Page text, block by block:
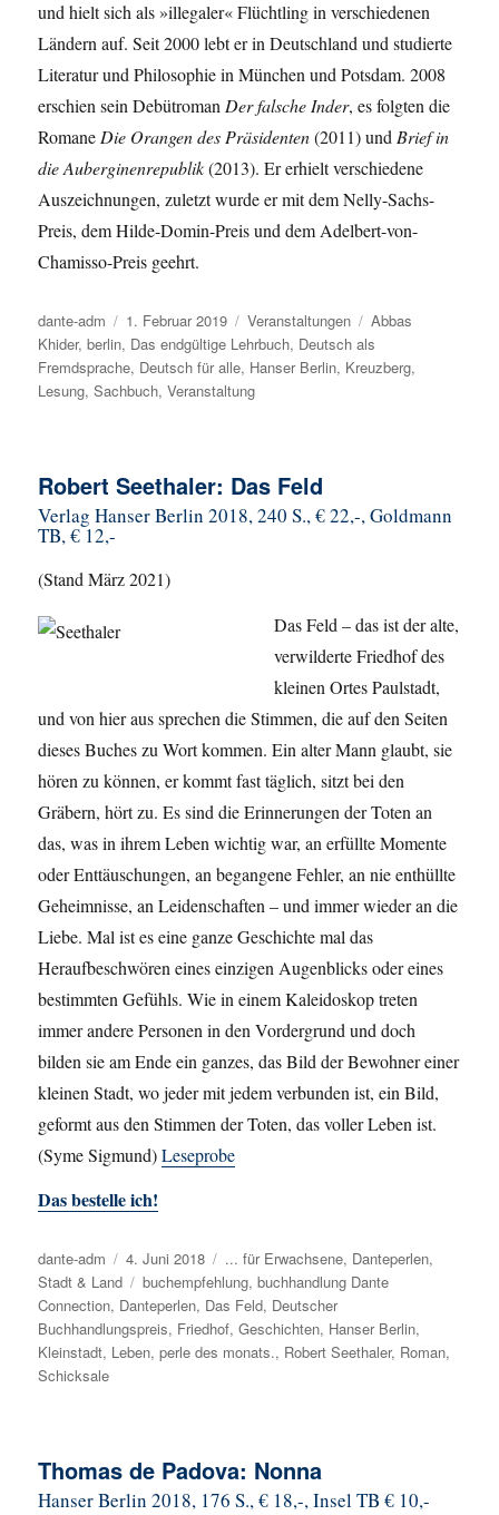
und hielt sich als »illegaler« Flüchtling in verschiedenen
Ländern auf. Seit 2000 lebt er in Deutschland und studierte
Literatur und Philosophie in München und Potsdam. 2008
erschien sein Debütroman Der falsche Inder, es folgten die
Romane Die Orangen des Präsidenten(2011) und Brief in
die Auberginenrepublik(2013). Er erhielt verschiedene
Auszeichnungen, zuletzt wurde er mit dem Nelly-Sachs-
Preis, dem Hilde-Domin-Preis und dem Adelbert-von-
Chamisso-Preis geehrt.
Autor
dante-adm
Veröffentlicht
am
1. Februar 2019 Kategorien
Veranstaltungen Schlagwörter
Abbas
Khider,berlin, Das endgültige Lehrbuch, Deutsch als
Fremdsprache, Deutsch für alle, Hanser Berlin, Kreuzberg,
Lesung,Sachbuch,Veranstaltung
Robert Seethaler: Das Feld
Verlag Hanser Berlin 2018, 240 S., € 22,-, Goldmann
TB, € 12,-
(Stand März 2021)
Das Feld – das ist der alte,
verwilderte Friedhof des
kleinen Ortes Paulstadt,
und von hier aus sprechen die Stimmen, die auf den Seiten
dieses Buches zu Wort kommen. Ein alter Mann glaubt, sie
hören zu können, er kommt fast täglich, sitzt bei den
Gräbern, hört zu. Es sind die Erinnerungen der Toten an
das, was in ihrem Leben wichtig war, an erfüllte Momente
oder Enttäuschungen, an begangene Fehler, an nie enthüllte
Geheimnisse, an Leidenschaften – und immer wieder an die
Liebe. Mal ist es eine ganze Geschichte mal das
Heraufbeschwören eines einzigen Augenblicks oder eines
bestimmten Gefühls. Wie in einem Kaleidoskop treten
immer andere Personen in den Vordergrund und doch
bilden sie am Ende ein ganzes, das Bild der Bewohner einer
kleinen Stadt, wo jeder mit jedem verbunden ist, ein Bild,
geformt aus den Stimmen der Toten, das voller Leben ist.
(Syme Sigmund)Leseprobe
Das bestelle ich!
Autor
dante-adm
Veröffentlicht
am
4. Juni 2018 Kategorien
... für Erwachsene, Danteperlen,
Stadt & Land
Schlagwörter
buchempfehlung,buchhandlung Dante
Connection, Danteperlen, Das Feld, Deutscher
Buchhandlungspreis, Friedhof,Geschichten, Hanser Berlin,
Kleinstadt, Leben,perle des monats., Robert Seethaler, Roman,
Schicksale
Thomas de Padova: Nonna
Hanser Berlin 2018, 176 S., € 18,-, Insel TB € 10,-